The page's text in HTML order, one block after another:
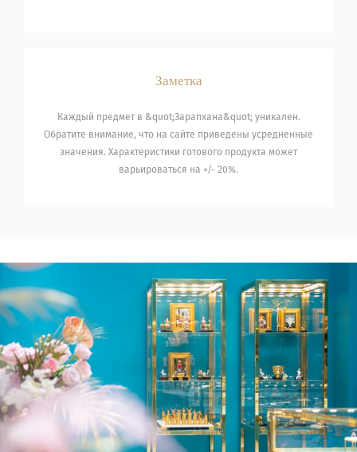
Заметка
Каждый предмет в &quot;Зарапхана&quot; уникален.
Обратите внимание, что на сайте приведены усредненные
значения. Характеристики готового продукта может
варьироваться на +/- 20%.